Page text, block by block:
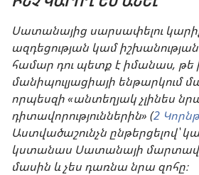
Սատանայից սարսափելու
ազդեցության կամ իշխանության
համար դու պետք է իմանաս, թե
մանիպուլյացիայի ենթարկում
որպեսզի «անտեղյակ չլինես
դիտավորություններին» (2
Աստվածաշունչն ընթերցելով՝
կստանաս Սատանայի
մասին և չես դառնա նրա զոհը։